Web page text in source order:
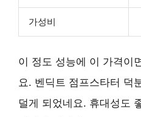
가성비
이 정도 성능에 이 가격이
요. 벤딕트 점프스타터 덕
덜게 되었네요. 휴대성도